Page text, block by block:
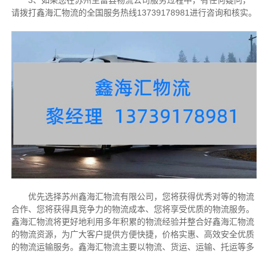
请拨打鑫海汇物流的全国服务热线13739178981进行咨询和核实。
优先选择苏州鑫海汇物流有限公司，您将获得优秀对等的物流
合作、您将获得具竞争力的物流成本、您将享受优质的物流服务。
鑫海汇物流将更好地利用多年积累的物流经验并整合好鑫海汇物流
的物流资源，为广大客户提供方便快捷，价格实惠、高效安全优质
的物流运输服务。鑫海汇物流主要以物流、货运、运输、托运等多